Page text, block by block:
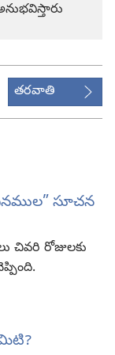
తరవాతి
సూచన
చివరి రోజులకు